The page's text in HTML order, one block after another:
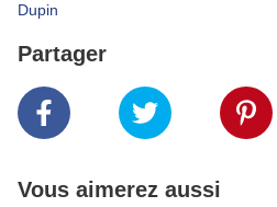
Dupin
Partager
Vous aimerez aussi